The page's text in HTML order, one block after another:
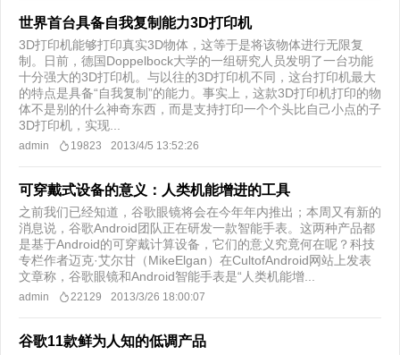
世界首台具备自我复制能力3D打印机
3D打印机能够打印真实3D物体，这等于是将该物体进行无限复
制。日前，德国Doppelbock大学的一组研究人员发明了一台功能
十分强大的3D打印机。与以往的3D打印机不同，这台打印机最大
的特点是具备“自我复制”的能力。事实上，这款3D打印机打印的物
体不是别的什么神奇东西，而是支持打印一个个头比自己小点的子
3D打印机，实现...
admin 19823 2013/4/5 13:52:26
可穿戴式设备的意义：人类机能增进的工具
之前我们已经知道，谷歌眼镜将会在今年年内推出；本周又有新的
消息说，谷歌Android团队正在研发一款智能手表。这两种产品都
是基于Android的可穿戴计算设备，它们的意义究竟何在呢？科技
专栏作者迈克·艾尔甘（MikeElgan）在CultofAndroid网站上发表
文章称，谷歌眼镜和Android智能手表是“人类机能增...
admin 22129 2013/3/26 18:00:07
谷歌11款鲜为人知的低调产品